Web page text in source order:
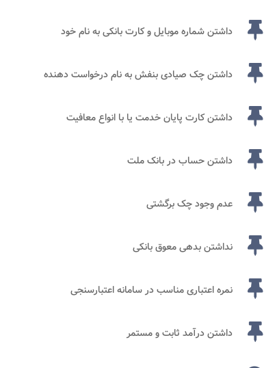
داشتن شماره موبایل و کارت بانکی به نام خود
داشتن چک صیادی بنفش به نام درخواست دهنده
داشتن کارت پایان خدمت یا با انواع معافیت
داشتن حساب در بانک ملت
عدم وجود چک برگشتی
نداشتن بدهی معوق بانکی
نمره اعتباری مناسب در سامانه اعتبارسنجی
داشتن درآمد ثابت و مستمر